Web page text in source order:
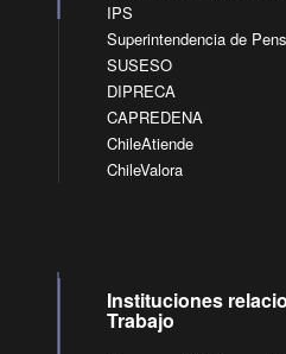
IPS
Superintendencia de
SUSESO
DIPRECA
CAPREDENA
ChileAtiende
ChileValora
Instituciones
Trabajo